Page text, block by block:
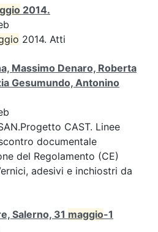
2014.
2014. Atti
Massimo Denaro, Roberta
Gesumundo, Antonino
CAST. Linee
documentale
del Regolamento (CE)
adesivi e inchiostri da
Salerno, 31 maggio-1